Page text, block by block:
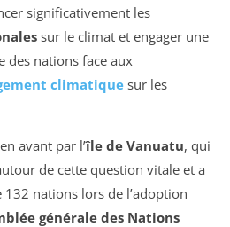
significativement les
sur le climat et engager une
des nations face aux
climatique sur les
avant par l’île de Vanuatu, qui
de cette question vitale et a
132 nations lors de l’adoption
générale des Nations